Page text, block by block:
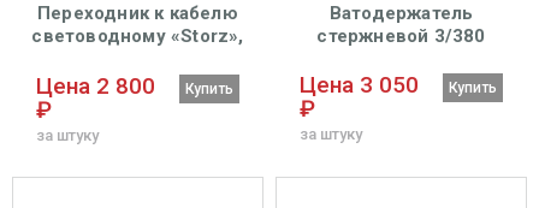
Переходник к кабелю
световодному «Storz»,
Цена 2 800
₽
за штуку
Купить
Ватодержатель
стержневой 3/380
Цена 3 050
₽
за штуку
Купить